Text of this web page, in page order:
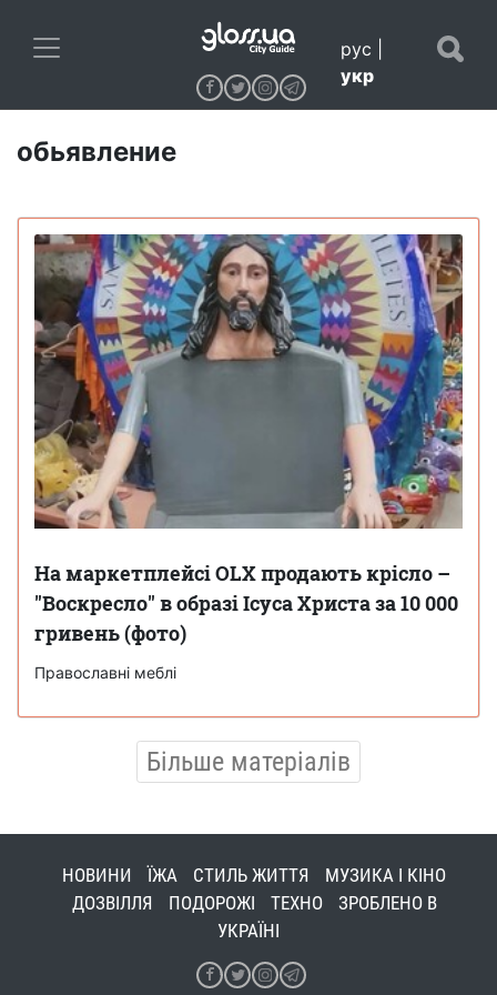
рус
укр
обьявление
На маркетплейсі OLX продають крісло –
"Воскресло" в образі Ісуса Христа за 10 000
гривень (фото)
Православні меблі
Більше матеріалів
НОВИНИ ЇЖА СТИЛЬ ЖИТТЯ
МУЗИКА І КІНО
ДОЗВІЛЛЯ
ПОДОРОЖІ ТЕХНО
ЗРОБЛЕНО В
УКРАЇНІ